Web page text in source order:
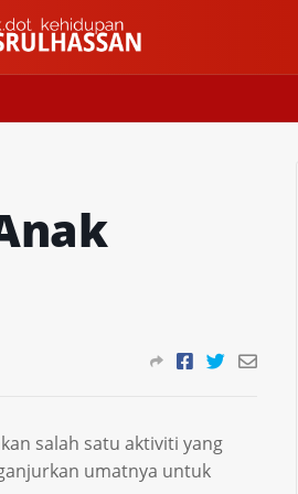
salah satu aktiviti yang
umatnya untuk